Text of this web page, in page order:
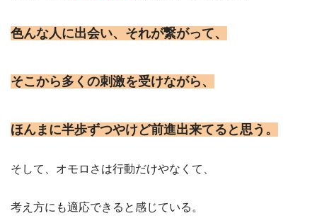
色んな人に出会い、それが繋がって、
そこから多くの刺激を受けながら、
ほんまに半歩ずつやけど前進出来てると思う。
そして、オモロさは行動だけやなくて、
考え方にも適応できると感じている。